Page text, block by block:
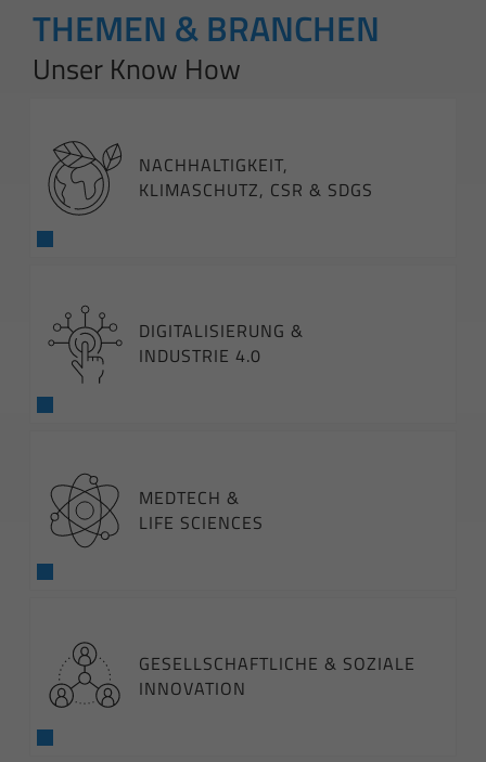
THEMEN & BRANCHEN
Unser Know How
NACHHALTIGKEIT,
KLIMASCHUTZ, CSR & SDGS
DIGITALISIERUNG &
INDUSTRIE 4.0
MEDTECH &
LIFE SCIENCES
GESELLSCHAFTLICHE & SOZIALE
INNOVATION